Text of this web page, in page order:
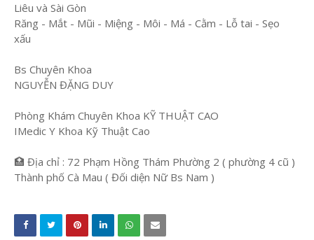
Liêu và Sài Gòn
Răng - Mắt - Mũi - Miệng - Môi - Má - Cằm - Lỗ tai - Sẹo
xấu
Bs Chuyên Khoa
NGUYỄN ĐẶNG DUY
Phòng Khám Chuyên Khoa KỸ THUẬT CAO
IMedic Y Khoa Kỹ Thuật Cao
🏥 Địa chỉ : 72 Phạm Hồng Thám Phường 2 ( phường 4 cũ )
Thành phố Cà Mau ( Đối diện Nữ Bs Nam )